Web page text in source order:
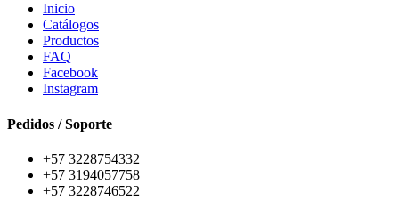
Inicio
Catálogos
Productos
FAQ
Facebook
Instagram
Pedidos / Soporte
+57 3228754332
+57 3194057758
+57 3228746522